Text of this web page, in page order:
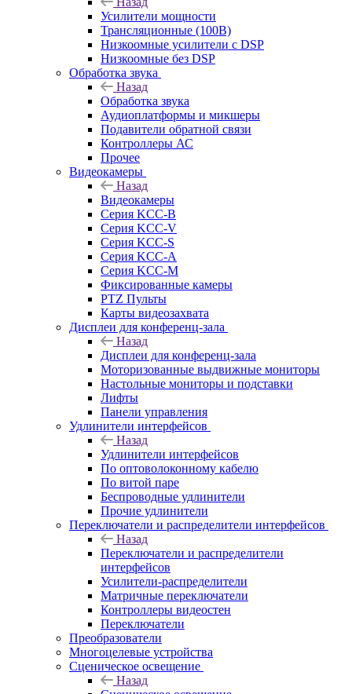
Усилители мощности
Трансляционные (100В)
Низкоомные усилители с DSP
Низкоомные без DSP
Обработка звука
Назад
Обработка звука
Аудиоплатформы и микшеры
Подавители обратной связи
Контроллеры АС
Прочее
Видеокамеры
Назад
Видеокамеры
Серия KCC-B
Серия KCC-V
Серия KCC-S
Серия KCC-A
Серия KCC-M
Фиксированные камеры
PTZ Пульты
Карты видеозахвата
Дисплеи для конференц-зала
Назад
Дисплеи для конференц-зала
Моторизованные выдвижные мониторы
Настольные мониторы и подставки
Лифты
Панели управления
Удлинители интерфейсов
Назад
Удлинители интерфейсов
По оптоволоконному кабелю
По витой паре
Беспроводные удлинители
Прочие удлинители
Переключатели и распределители интерфейсов
Назад
Переключатели и распределители
интерфейсов
Усилители-распределители
Матричные переключатели
Контроллеры видеостен
Переключатели
Преобразователи
Многоцелевые устройства
Сценическое освещение
Назад